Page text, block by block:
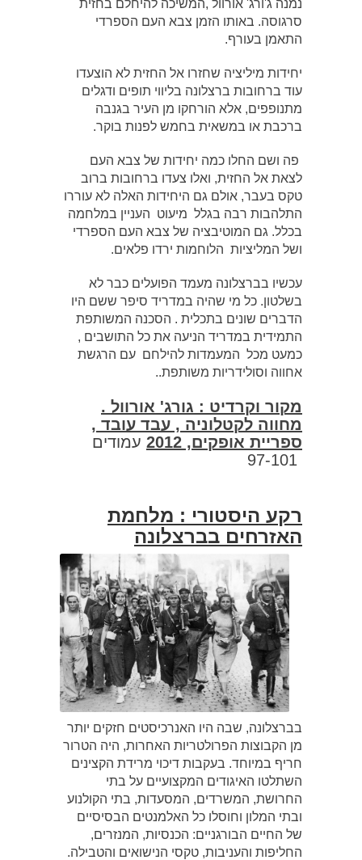
נמנה ג'ורג' אורוול ,המשיכה להיחלם בחזית
סרגוסה. באותו הזמן צבא העם הספרדי
התאמן בעורף.
יחידות מיליציה שחזרו אל החזית לא הוצעדו
עוד ברחובות ברצלונה בליווי תופים ודגלים
מתנופפים, אלא הורחקו מן העיר בגנבה
ברכבת או במשאית בחמש לפנות בוקר.
פה ושם החלו כמה יחידות של צבא העם
לצאת אל החזית, ואלו צעדו ברחובות ברוב
טקס בעבר, אולם גם היחידות האלה לא עוררו
התלהבות רבה בגלל מיעוט העניין במלחמה
בכלל. גם המוטיבציה של צבא העם הספרדי
ושל המליציות הלוחמות ירדו פלאים.
עכשיו בברצלונה מעמד הפועלים כבר לא
בשלטון. כל מי שהיה במדריד סיפר ששם היו
הדברים שונים בתכלית . הסכנה המשותפת
התמידית במדריד הניעה את כל התושבים ,
כמעט מכל המעמדות להילחם עם הרגשת
אחווה וסולידריות משותפת..
מקור וקרדיט : גורג' אורוול .
מחווה לקטלוניה , עבד עובד ,
ספריית אופקים, 2012
עמודים
רקע היסטורי : מלחמת
האזרחים בברצלונה
בברצלונה, שבה היו האנרכיסטים חזקים יותר
מן הקבוצות הפרולטריות האחרות, היה הטרור
חריף במיוחד. בעקבות דיכוי מרידת הקצינים
השתלטו האיגודים המקצועיים על בתי
החרושת, המשרדים, המסעדות, בתי הקולנוע
ובתי המלון וחוסלו כל האלמנטים הבסיסיים
של החיים הבורגניים: הכנסיות, המנזרים,
החליפות והעניבות, טקסי הנישואים והטבילה.